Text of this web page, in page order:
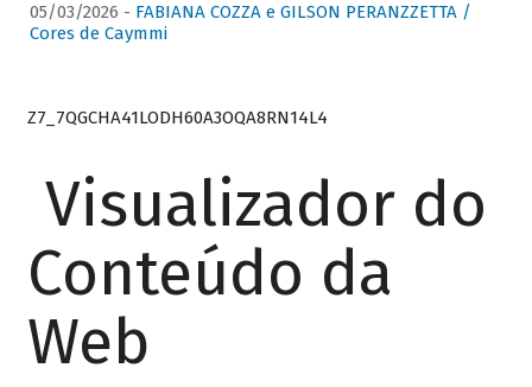
05/03/2026 - FABIANA COZZA e GILSON PERANZZETTA /
Cores de Caymmi
Z7_7QGCHA41LODH60A3OQA8RN14L4
Visualizador do
Conteúdo da
Web